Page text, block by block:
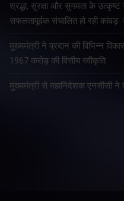
श्रद्धा, सुरक्षा और सुगमता के
सफलतापूर्वक संचालित हो रही कांवड़
मुख्यमंत्री ने प्रदान की विभिन्न
1967 करोड़ की वित्तीय स्वीकृति
मुख्यमंत्री से महानिदेशक एनसीसी ने
Share
सचिव आनंद
राज्य
केंद्र पहुंचकर
उत्पन्न स्थिति